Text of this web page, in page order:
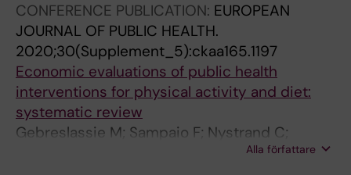
CONFERENCE PUBLICATION: EUROPEAN
JOURNAL OF PUBLIC HEALTH.
2020;30(Supplement_5):ckaa165.1197
Economic evaluations of public health
interventions for physical activity and diet:
systematic review
Gebreslassie M; Sampaio F; Nystrand C;
Alla författare